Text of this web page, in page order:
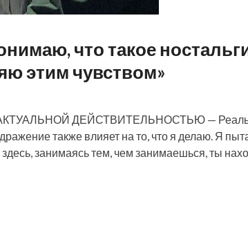
что такое
этим чувством»
ДЕЙСТВИТЕЛЬНОСТЬЮ —
также влияет на то, что я делаю. Я
занимаясь тем, чем занимаешься, ты